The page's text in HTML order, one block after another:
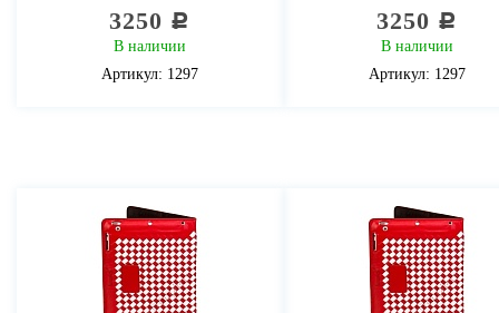
3250 c
В наличии
Артикул: 1297
3250 c
В наличии
Артикул: 1297